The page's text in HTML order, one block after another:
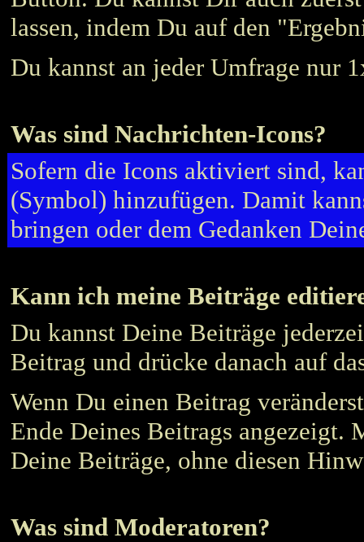
lassen, indem Du auf den
Du kannst an jeder Umfrage nur
Was sind Nachrichten-Icons?
Sofern die Icons aktiviert sind,
(Symbol) hinzufügen. Damit
bringen oder dem Gedanken
Kann ich meine Beiträge
Du kannst Deine Beiträge
Beitrag und drücke danach auf
Wenn Du einen Beitrag
Ende Deines Beitrags angezeigt.
Deine Beiträge, ohne diesen
Was sind Moderatoren?